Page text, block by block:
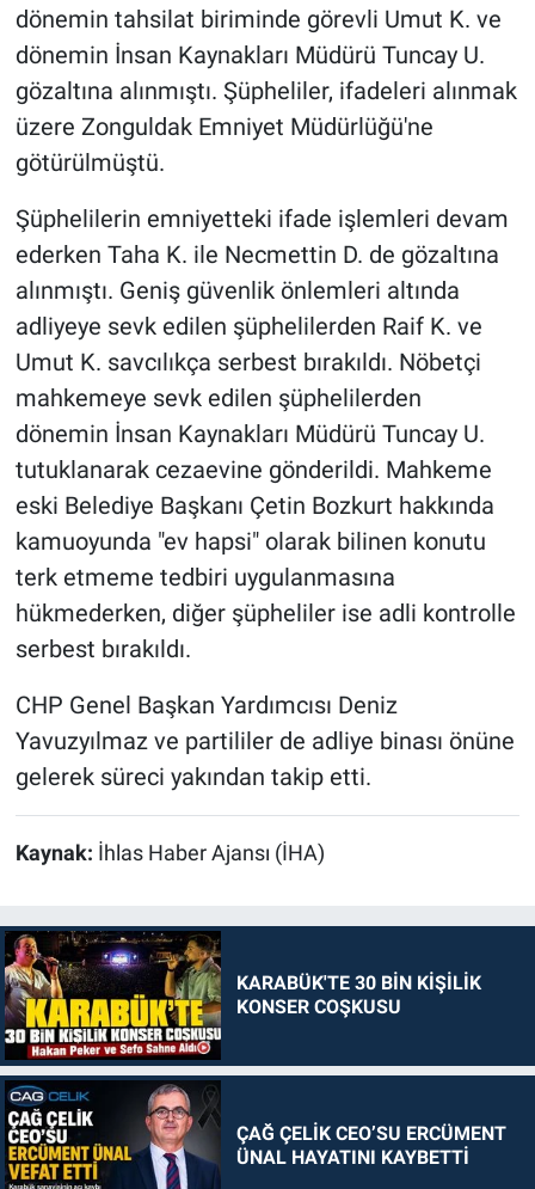
dönemin tahsilat biriminde görevli Umut K. ve
dönemin İnsan Kaynakları Müdürü Tuncay U.
gözaltına alınmıştı. Şüpheliler, ifadeleri alınmak
üzere Zonguldak Emniyet Müdürlüğü'ne
götürülmüştü.
Şüphelilerin emniyetteki ifade işlemleri devam
ederken Taha K. ile Necmettin D. de gözaltına
alınmıştı. Geniş güvenlik önlemleri altında
adliyeye sevk edilen şüphelilerden Raif K. ve
Umut K. savcılıkça serbest bırakıldı. Nöbetçi
mahkemeye sevk edilen şüphelilerden
dönemin İnsan Kaynakları Müdürü Tuncay U.
tutuklanarak cezaevine gönderildi. Mahkeme
eski Belediye Başkanı Çetin Bozkurt hakkında
kamuoyunda "ev hapsi" olarak bilinen konutu
terk etmeme tedbiri uygulanmasına
hükmederken, diğer şüpheliler ise adli kontrolle
serbest bırakıldı.
CHP Genel Başkan Yardımcısı Deniz
Yavuzyılmaz ve partililer de adliye binası önüne
gelerek süreci yakından takip etti.
Kaynak: İhlas Haber Ajansı (İHA)
KARABÜK'TE 30 BİN KİŞİLİK
KONSER COŞKUSU
ÇAĞ ÇELİK CEO’SU ERCÜMENT
ÜNAL HAYATINI KAYBETTİ